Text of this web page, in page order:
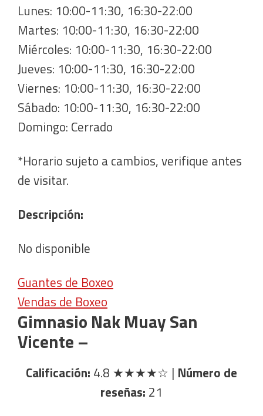
Lunes: 10:00-11:30, 16:30-22:00
Martes: 10:00-11:30, 16:30-22:00
Miércoles: 10:00-11:30, 16:30-22:00
Jueves: 10:00-11:30, 16:30-22:00
Viernes: 10:00-11:30, 16:30-22:00
Sábado: 10:00-11:30, 16:30-22:00
Domingo: Cerrado
*Horario sujeto a cambios, verifique antes
de visitar.
Descripción:
No disponible
Guantes de Boxeo
Vendas de Boxeo
Gimnasio Nak Muay San
Vicente –
Calificación: 4.8 ★★★★☆ | Número de
reseñas: 21